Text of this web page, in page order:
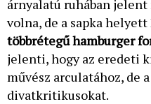
árnyalatú ruhában
volna, de a sapka
többrétegű hamburger
jelenti, hogy az eredeti
művész arculatához, de
divatkritikusokat.